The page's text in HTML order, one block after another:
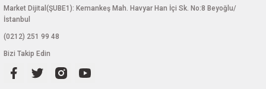
Market Dijital(ŞUBE1): Kemankeş Mah. Havyar Han İçi Sk. No:8 Beyoğlu/
İstanbul
(0212) 251 99 48
Bizi Takip Edin